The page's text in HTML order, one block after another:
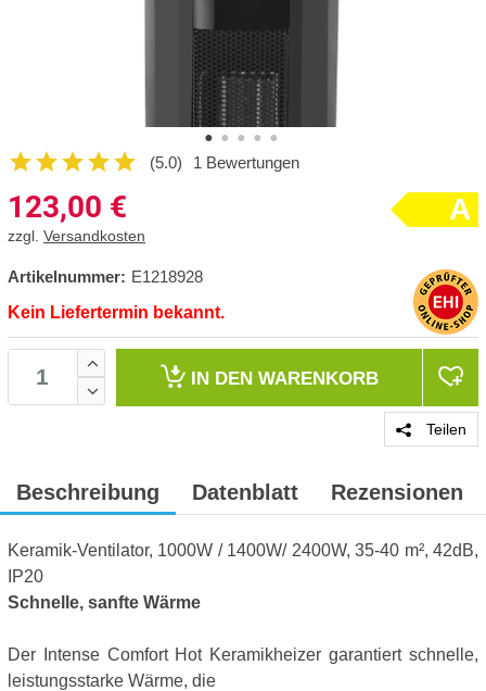
(5.0) 1 Bewertungen
A
123,00 €
zzgl. Versandkosten
Artikelnummer: E1218928
Kein Liefertermin bekannt.
IN DEN WARENKORB
Teilen
Beschreibung Datenblatt Rezensionen
Keramik-Ventilator, 1000W / 1400W/ 2400W, 35-40 m², 42dB,
IP20
Schnelle, sanfte Wärme
Der Intense Comfort Hot Keramikheizer garantiert schnelle,
leistungsstarke Wärme, die